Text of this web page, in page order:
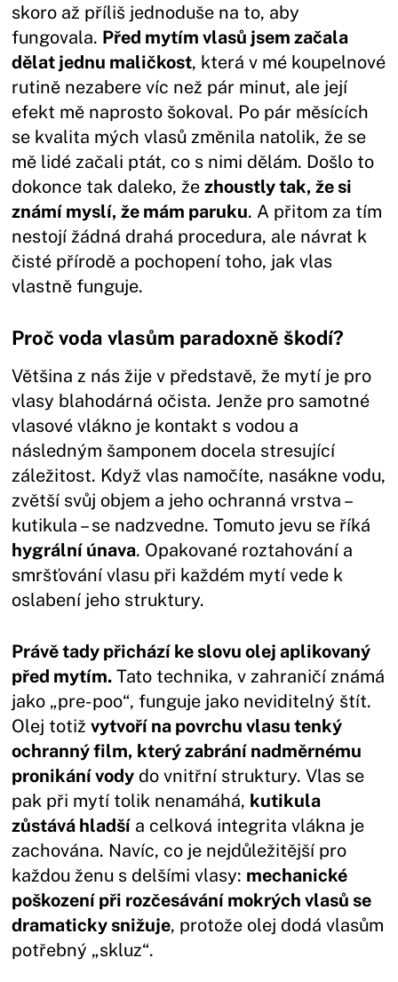
skoro až příliš jednoduše na to, aby
fungovala. Před mytím vlasů jsem začala
dělat jednu maličkost, která v mé koupelnové
rutině nezabere víc než pár minut, ale její
efekt mě naprosto šokoval. Po pár měsících
se kvalita mých vlasů změnila natolik, že se
mě lidé začali ptát, co s nimi dělám. Došlo to
dokonce tak daleko, žezhoustly tak, že si
známí myslí, že mám paruku. A přitom za tím
nestojí žádná drahá procedura, ale návrat k
čisté přírodě a pochopení toho, jak vlas
vlastně funguje.
Proč voda vlasům paradoxně škodí?
Většina z nás žije v představě, že mytí je pro
vlasy blahodárná očista. Jenže pro samotné
vlasové vlákno je kontakt s vodou a
následným šamponem docela stresující
záležitost. Když vlas namočíte, nasákne vodu,
zvětší svůj objem a jeho ochranná vrstva –
kutikula – se nadzvedne. Tomuto jevu se říká
hygrální únava. Opakované roztahování a
smršťování vlasu při každém mytí vede k
oslabení jeho struktury.
Právě tady přichází ke slovu olej aplikovaný
před mytím. Tato technika, v zahraničí známá
jako „pre-poo“, funguje jako neviditelný štít.
Olej totižvytvoří na povrchu vlasu tenký
ochranný film, který zabrání nadměrnému
pronikání vody do vnitřní struktury. Vlas se
pak při mytí tolik nenamáhá, kutikula
zůstává hladší a celková integrita vlákna je
zachována. Navíc, co je nejdůležitější pro
každou ženu s delšími vlasy: mechanické
poškození při rozčesávání mokrých vlasů se
dramaticky snižuje, protože olej dodá vlasům
potřebný „skluz“.